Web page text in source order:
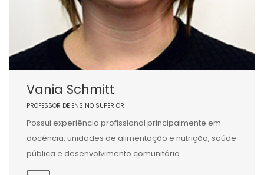
Vania Schmitt
PROFESSOR DE ENSINO SUPERIOR
Possui experiência profissional principalmente em
docência, unidades de alimentação e nutrição, saúde
pública e desenvolvimento comunitário.